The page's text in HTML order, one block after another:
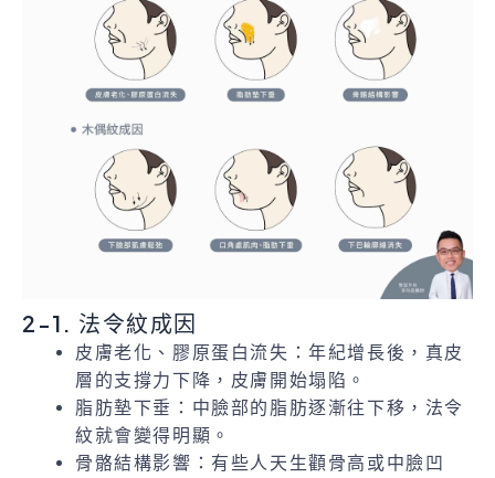
2-1. 法令紋成因
皮膚老化、膠原蛋白流失：年紀增長後，真皮
層的支撐力下降，皮膚開始塌陷。
脂肪墊下垂：中臉部的脂肪逐漸往下移，法令
紋就會變得明顯。
骨骼結構影響：有些人天生顴骨高或中臉凹